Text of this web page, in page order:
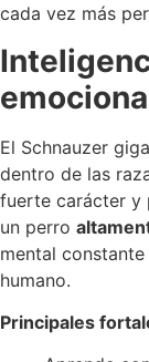
cada vez más
El Schnauzer
dentro de las
fuerte carácter y
un perro
mental
humano.
Principales